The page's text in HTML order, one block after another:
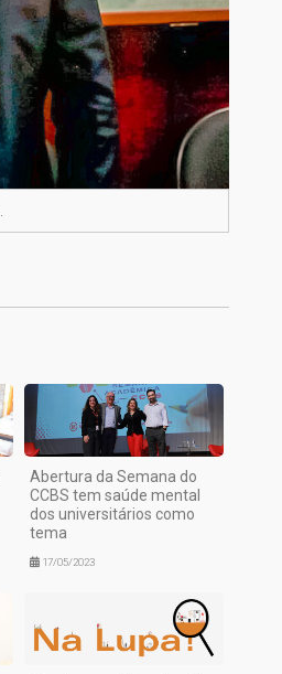
Abertura da Semana do
CCBS tem saúde mental
dos universitários como
tema
17/05/2023